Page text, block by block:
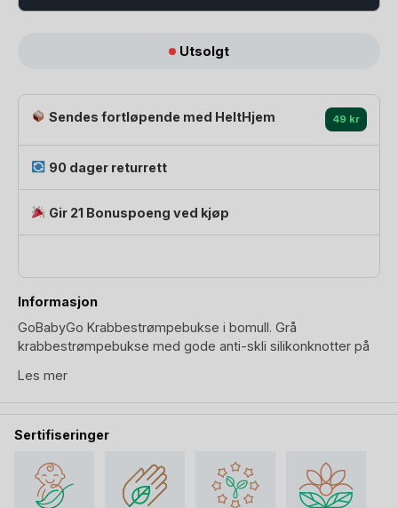
antall
Utsolgt
Sendes fortløpende med HeltHjem 49 kr
90 dager returrett
Gir 21 Bonuspoeng ved kjøp
Informasjon
GoBabyGo Krabbestrømpebukse i bomull. Grå
krabbestrømpebukse med gode anti-skli silikonknotter på
komfortabel og bevegelig. Elastisk ribbestrikk med ekstra
bred midje som både er behagelig samt passer på at
og kontroll på glatte gulv, under åling, krabbing, det å løfte
seg opp og etterhvert gå. At baby føler seg i kontroll, gir
Les mer
Sertifiseringer